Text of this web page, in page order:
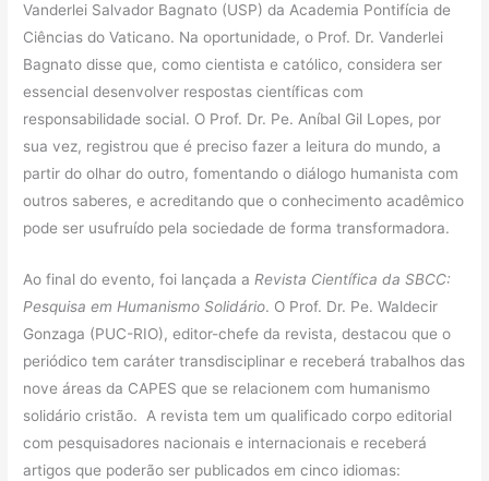
Vanderlei Salvador Bagnato (USP) da Academia Pontifícia de
Ciências do Vaticano. Na oportunidade, o Prof. Dr. Vanderlei
Bagnato disse que, como cientista e católico, considera ser
essencial desenvolver respostas científicas com
responsabilidade social. O Prof. Dr. Pe. Aníbal Gil Lopes, por
sua vez, registrou que é preciso fazer a leitura do mundo, a
partir do olhar do outro, fomentando o diálogo humanista com
outros saberes, e acreditando que o conhecimento acadêmico
pode ser usufruído pela sociedade de forma transformadora.
Ao final do evento, foi lançada a Revista Científica da SBCC:
Pesquisa em Humanismo Solidário. O Prof. Dr. Pe. Waldecir
Gonzaga (PUC-RIO), editor-chefe da revista, destacou que o
periódico tem caráter transdisciplinar e receberá trabalhos das
nove áreas da CAPES que se relacionem com humanismo
solidário cristão. A revista tem um qualificado corpo editorial
com pesquisadores nacionais e internacionais e receberá
artigos que poderão ser publicados em cinco idiomas: